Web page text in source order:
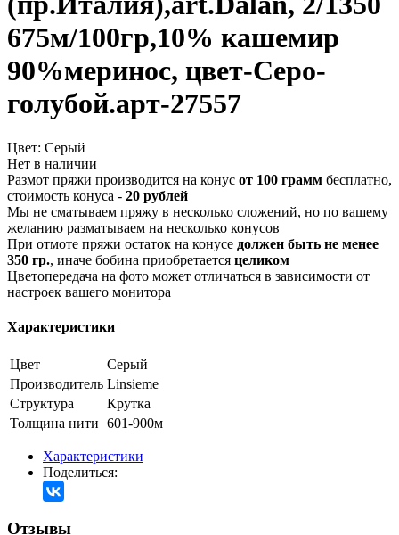
675м/100гр,10% кашемир
90%меринос, цвет-Серо-
голубой.арт-27557
Цвет: Серый
Нет в наличии
Размот пряжи производится на конус от 100 грамм бесплатно,
стоимость конуса - 20 рублей
Мы не сматываем пряжу в несколько сложений, но по вашему
желанию разматываем на несколько конусов
При отмоте пряжи остаток на конусе должен быть не менее
350 гр., иначе бобина приобретается целиком
Цветопередача на фото может отличаться в зависимости от
настроек вашего монитора
Характеристики
Цвет
Серый
Производитель Linsieme
Структура
Крутка
Толщина нити 601-900м
Характеристики
Поделиться:
Отзывы